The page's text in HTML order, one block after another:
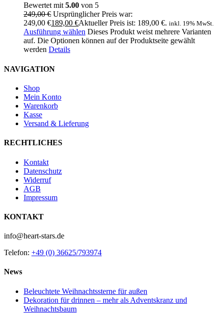
Bewertet mit5.00 von 5
249,00€ Ursprünglicher Preis war:
249,00 €189,00 €Aktueller Preis ist: 189,00 €. inkl. 19% MwSt.
Ausführung wählen Dieses Produkt weist mehrere Varianten
auf. Die Optionen können auf der Produktseite gewählt
werden Details
NAVIGATION
Shop
Mein Konto
Warenkorb
Kasse
Versand & Lieferung
RECHTLICHES
Kontakt
Datenschutz
Widerruf
AGB
Impressum
KONTAKT
info@heart-stars.de
Telefon: +49 (0) 36625/793974
News
Beleuchtete Weihnachtssterne für außen
Dekoration für drinnen – mehr als Adventskranz und
Weihnachtsbaum